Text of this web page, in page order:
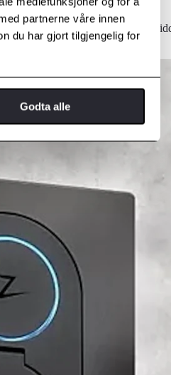
partnerne våre innen
du har gjort tilgjengelig for
Godta alle
ord alltid en lader innen